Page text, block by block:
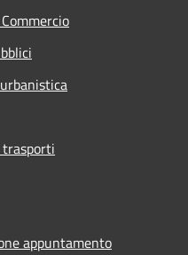
appuntamento